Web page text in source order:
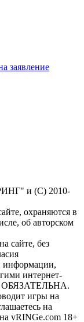
заявление
и (С) 2010-
охраняются в
об авторском
сайте, без
интернет-
ОБЯЗАТЕЛЬНА.
игры на
на
vRINGe.com 18+